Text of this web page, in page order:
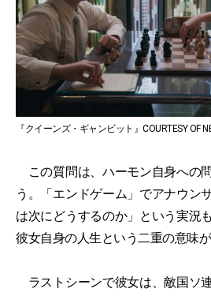
『クイーンズ・ギャンビット』COURTESY OF
この質問は、ハーモン自身への
う。「エンドゲーム」でアナウン
は次にどうするのか」という実況
彼女自身の人生という二重の意味が
ラストシーンで彼女は、敵国ソ